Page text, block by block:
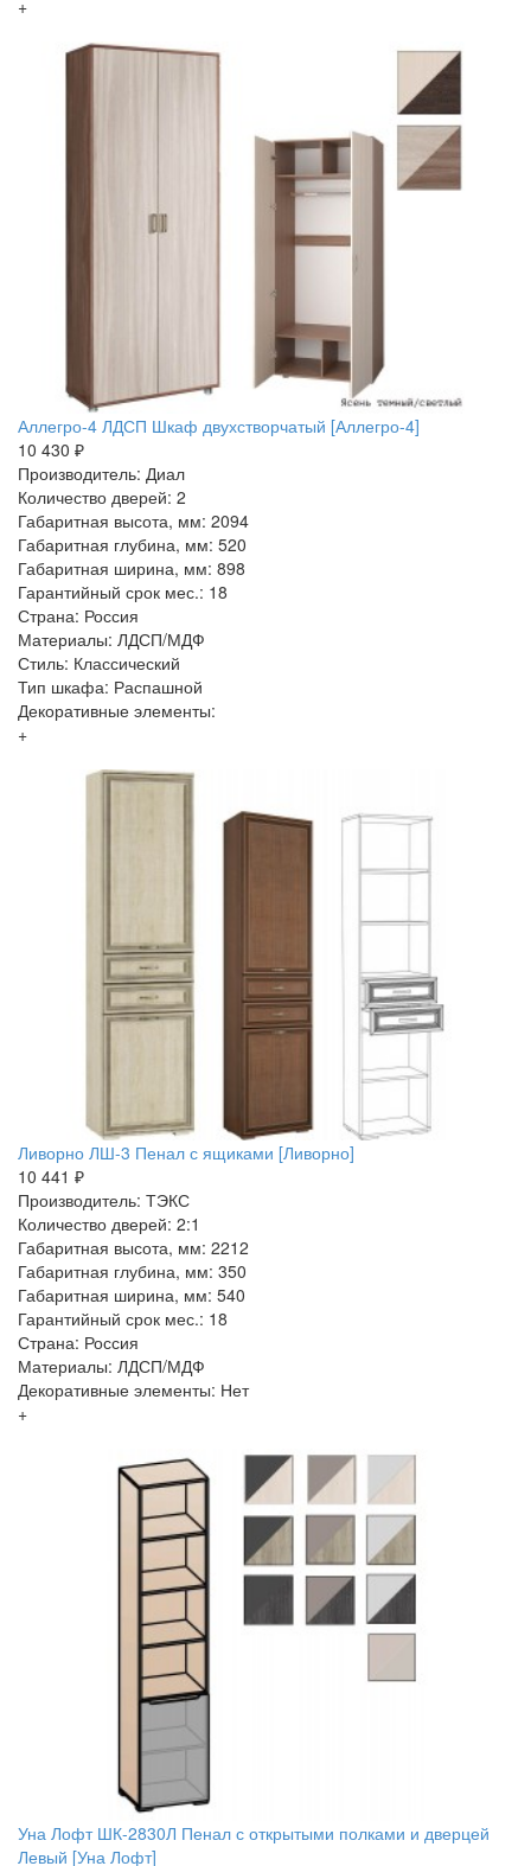
+
Аллегро-4 ЛДСП Шкаф двухстворчатый [Аллегро-4]
10 430 ₽
Производитель: Диал
Количество дверей: 2
Габаритная высота, мм: 2094
Габаритная глубина, мм: 520
Габаритная ширина, мм: 898
Гарантийный срок мес.: 18
Страна: Россия
Материалы: ЛДСП/МДФ
Стиль: Классический
Тип шкафа: Распашной
Декоративные элементы:
+
Ливорно ЛШ-3 Пенал с ящиками [Ливорно]
10 441 ₽
Производитель: ТЭКС
Количество дверей: 2:1
Габаритная высота, мм: 2212
Габаритная глубина, мм: 350
Габаритная ширина, мм: 540
Гарантийный срок мес.: 18
Страна: Россия
Материалы: ЛДСП/МДФ
Декоративные элементы: Нет
+
Уна Лофт ШК-2830Л Пенал с открытыми полками и дверцей
Левый [Уна Лофт]